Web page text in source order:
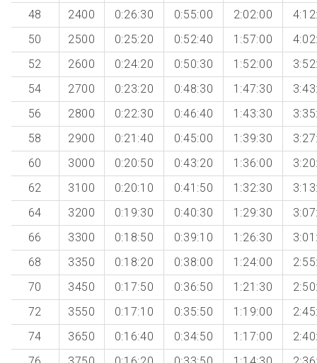
48
2400 0:26:30 0:55:00 2:02:00
50
2500 0:25:20 0:52:40 1:57:00
52
2600 0:24:20 0:50:30 1:52:00
54
2700 0:23:20 0:48:30 1:47:30
56
2800 0:22:30 0:46:40 1:43:30
58
2900 0:21:40 0:45:00 1:39:30
60
3000 0:20:50 0:43:20 1:36:00
62
3100 0:20:10 0:41:50 1:32:30
64
3200 0:19:30 0:40:30 1:29:30
66
3300 0:18:50 0:39:10 1:26:30
68
3350 0:18:20 0:38:00 1:24:00
70
3450 0:17:50 0:36:50 1:21:30
72
3550 0:17:10 0:35:50 1:19:00
74
3650 0:16:40 0:34:50 1:17:00